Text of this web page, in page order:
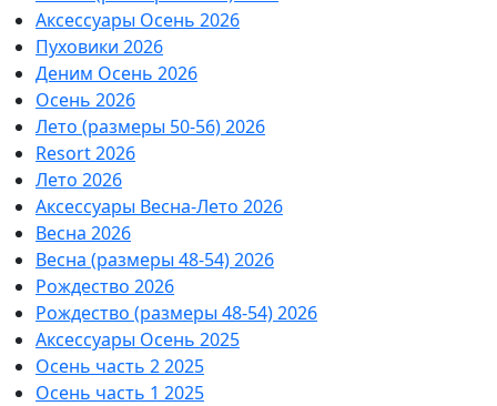
Аксессуары Осень 2026
Пуховики 2026
Деним Осень 2026
Осень 2026
Лето (размеры 50-56) 2026
Resort 2026
Лето 2026
Аксессуары Весна-Лето 2026
Весна 2026
Весна (размеры 48-54) 2026
Рождество 2026
Рождество (размеры 48-54) 2026
Аксессуары Осень 2025
Осень часть 2 2025
Осень часть 1 2025